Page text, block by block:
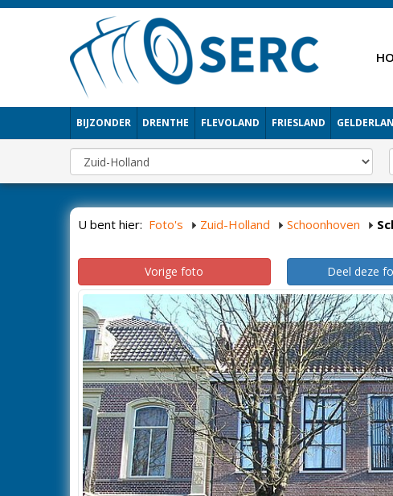
BIJZONDER DRENTHE FLEVOLAND FRIESLAND
U bent hier: Foto's Zuid-Holland Schoonhoven
Vorige foto Deel deze